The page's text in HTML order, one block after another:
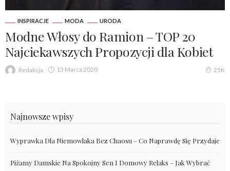
INSPIRACJE MODA URODA
Modne Włosy do Ramion – TOP 20
Najciekawszych Propozycji dla Kobiet
Redakcja 13 Marca 2020 25K
Najnowsze wpisy
Wyprawka Dla Niemowlaka Bez Chaosu – Co Naprawdę Się Przydaje
Piżamy Damskie Na Spokojny Sen I Domowy Relaks – Jak Wybrać